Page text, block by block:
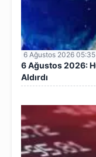
6 Ağustos 2026 05:35
6 Ağustos 2026:
Aldırdı